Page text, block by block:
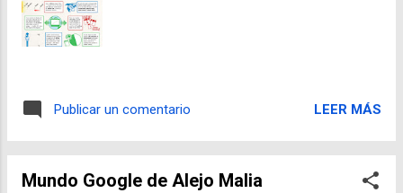
de la liga maliciosa. No obstante,
investigadores en seguridad también han
analizado el problema y, aunque no ofrecen
una cifra, aseguran que son decenas de
Publicar un comentario LEER MÁS
Mundo Google de Alejo Malia